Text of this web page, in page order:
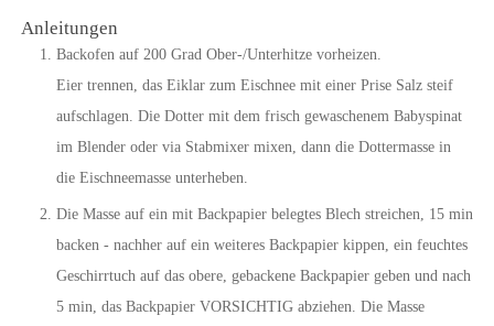
Anleitungen
Backofen auf 200 Grad Ober-/Unterhitze vorheizen.
Eier trennen, das Eiklar zum Eischnee mit einer Prise Salz steif
aufschlagen. Die Dotter mit dem frisch gewaschenem Babyspinat
im Blender oder via Stabmixer mixen, dann die Dottermasse in
die Eischneemasse unterheben.
Die Masse auf ein mit Backpapier belegtes Blech streichen, 15 min
backen - nachher auf ein weiteres Backpapier kippen, ein feuchtes
Geschirrtuch auf das obere, gebackene Backpapier geben und nach
5 min, das Backpapier VORSICHTIG abziehen. Die Masse